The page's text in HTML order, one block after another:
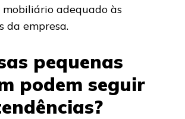
adequado às
da empresa.
pequenas
podem seguir